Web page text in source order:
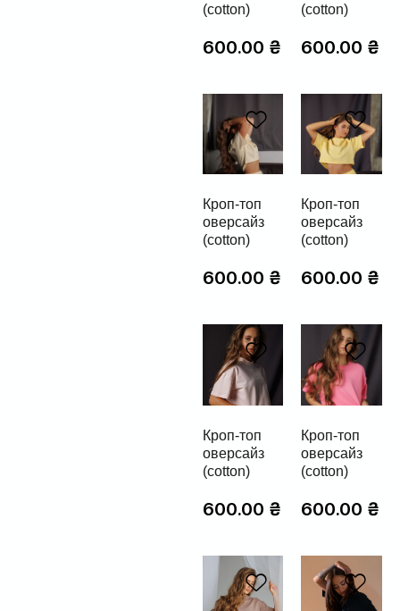
(cotton)
600.00 ₴
(cotton)
600.00 ₴
Кроп-топ
оверсайз
(cotton)
600.00 ₴
Кроп-топ
оверсайз
(cotton)
600.00 ₴
Кроп-топ
оверсайз
(cotton)
600.00 ₴
Кроп-топ
оверсайз
(cotton)
600.00 ₴